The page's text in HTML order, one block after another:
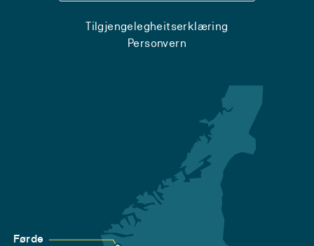
Tilgjengelegheitserklæring
Personvern
Førde